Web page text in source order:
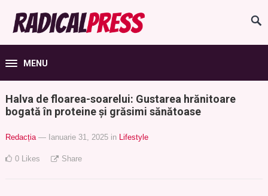
MENU
Halva de floarea-soarelui: Gustarea hrănitoare
bogată în proteine și grăsimi sănătoase
Redacția — Ianuarie 31, 2025 in Lifestyle
0 Likes Share